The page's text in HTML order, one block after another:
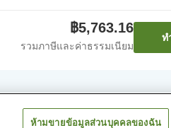
฿5,763.16
รวมภาษีและค่าธรรมเนียม
ท
ห้ามขายข้อมูลส่วนบุคคลของฉัน